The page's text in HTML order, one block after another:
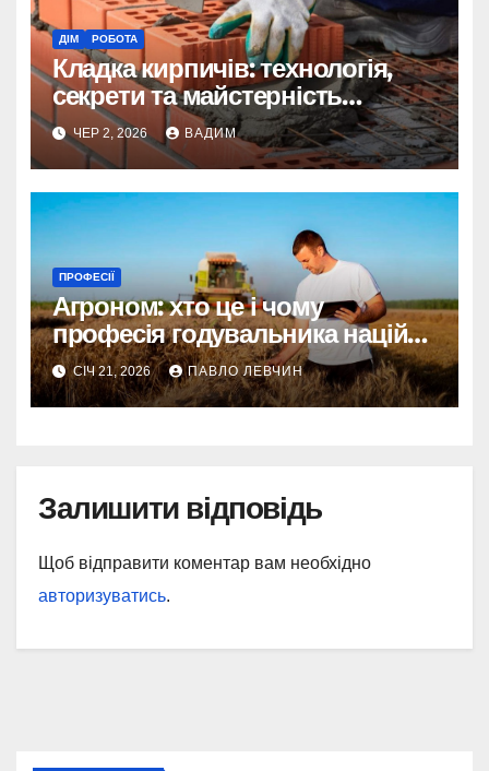
ДІМ РОБОТА
Кладка кирпичів: технологія,
секрети та майстерність
мурування
ЧЕР 2, 2026 ВАДИМ
ПРОФЕСІЇ
Агроном: хто це і чому
професія годувальника націй
актуальна як ніколи
СІЧ 21, 2026 ПАВЛО ЛЕВЧИН
Залишити відповідь
Щоб відправити коментар вам необхідно
авторизуватись.